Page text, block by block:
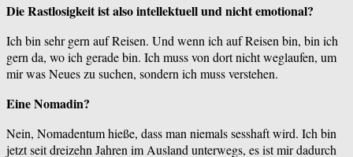
Die Rastlosigkeit ist also intellektuell und nicht emotional?
Ich bin sehr gern auf Reisen. Und wenn ich auf Reisen bin, bin ich
gern da, wo ich gerade bin. Ich muss von dort nicht weglaufen, um
mir was Neues zu suchen, sondern ich muss verstehen.
Eine Nomadin?
Nein, Nomadentum hieße, dass man niemals sesshaft wird. Ich bin
jetzt seit dreizehn Jahren im Ausland unterwegs, es ist mir dadurch